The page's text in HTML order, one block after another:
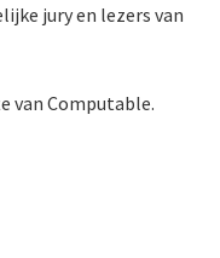
jury en lezers van
van Computable.